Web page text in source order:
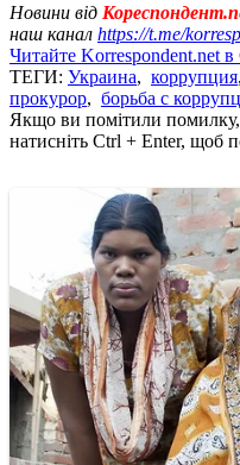
Новини від
наш канал https://t.me/
Читайте Korrespondent.net
ТЕГИ: Украина, коррупция
прокурор, борьба с
Якщо ви помітили помилку,
натисніть Ctrl + Enter, щоб